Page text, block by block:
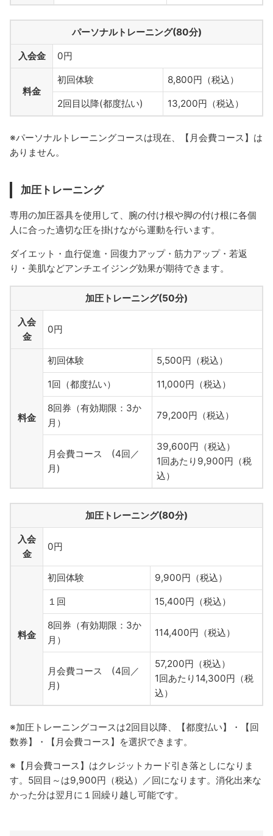
パーソナルトレーニング(80分)
入会金 0円
料金
初回体験 8,800円（税込）
2回目以降(都度払い) 13,200円（税込）
※パーソナルトレーニングコースは現在、【月会費コース】は
ありません。
加圧トレーニング
専用の加圧器具を使用して、腕の付け根や脚の付け根に各個
人に合った適切な圧を掛けながら運動を行います。
ダイエット・血行促進・回復力アップ・筋力アップ・若返
り・美肌などアンチエイジング効果が期待できます。
加圧トレーニング(50分)
入会
金
0円
料金
初回体験 5,500円（税込）
1回（都度払い） 11,000円（税込）
8回券（有効期限：3か
月）
79,200円（税込）
月会費コース (4回／
月)
39,600円（税込）
1回あたり9,900円（税
込）
加圧トレーニング(80分)
入会
金
0円
料金
初回体験 9,900円（税込）
１回 15,400円（税込）
8回券（有効期限：3か
月）
114,400円（税込）
月会費コース (4回／
月)
57,200円（税込）
1回あたり14,300円（税
込）
※加圧トレーニングコースは2回目以降、【都度払い】・【回
数券】・【月会費コース】を選択できます。
※【月会費コース】はクレジットカード引き落としになりま
す。5回目～は9,900円（税込）／回になります。消化出来な
かった分は翌月に１回繰り越し可能です。